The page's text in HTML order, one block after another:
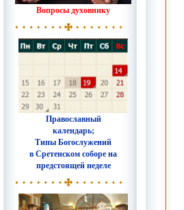
Вопросы духовнику
Православный
календарь;
Типы Богослужений
в Сретенском соборе на
предстоящей неделе